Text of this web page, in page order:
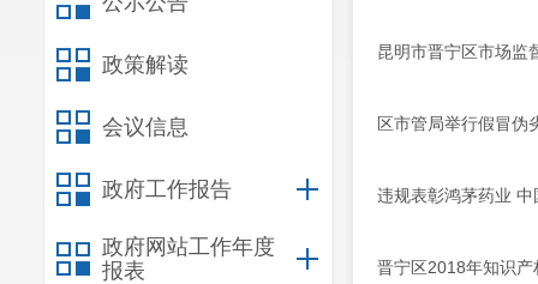
政策解读
会议信息
政府工作报告
政府网站工作年度
报表
昆明市晋宁区市场监
区市管局举行假冒伪
违规表彰鸿茅药业
晋宁区2018年知识